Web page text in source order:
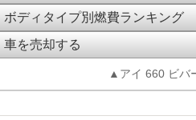
ボディタイプ別燃費ランキング
車を売却する
▲アイ 660 ビバ